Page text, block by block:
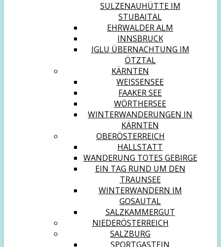
SULZENAUHÜTTE IM
STUBAITAL
EHRWALDER ALM
INNSBRUCK
IGLU ÜBERNACHTUNG IM
ÖTZTAL
KÄRNTEN
WEISSENSEE
FAAKER SEE
WÖRTHERSEE
WINTERWANDERUNGEN IN
KÄRNTEN
OBERÖSTERREICH
HALLSTATT
WANDERUNG TOTES GEBIRGE
EIN TAG RUND UM DEN
TRAUNSEE
WINTERWANDERN IM
GOSAUTAL
SALZKAMMERGUT
NIEDERÖSTERREICH
SALZBURG
SPORTGASTEIN